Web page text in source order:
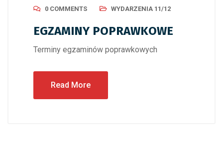
0 COMMENTS WYDARZENIA 11/12
EGZAMINY POPRAWKOWE
Terminy egzaminów poprawkowych
Read More